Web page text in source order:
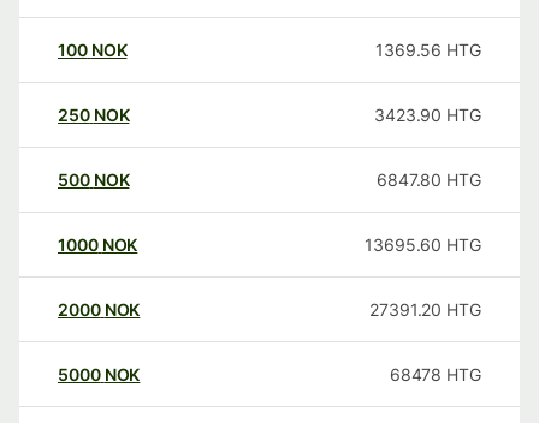
100 NOK 1369.56 HTG
250 NOK 3423.90 HTG
500 NOK 6847.80 HTG
1000 NOK 13695.60 HTG
2000 NOK 27391.20 HTG
5000 NOK 68478 HTG